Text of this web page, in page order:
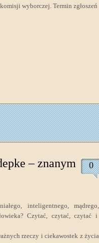
wyborczej. Termin zgłoszeń
– znanym
0
inteligentnego, mądrego,
Czytać, czytać, czytać i
rzeczy i ciekawostek z życia